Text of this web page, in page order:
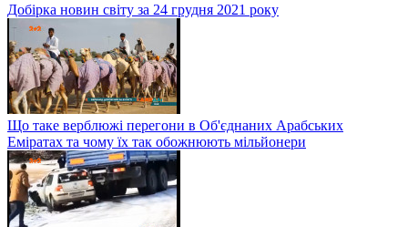
Добірка новин світу за 24 грудня 2021 року
Що таке верблюжі перегони в Об'єднаних Арабських
Еміратах та чому їх так обожнюють мільйонери